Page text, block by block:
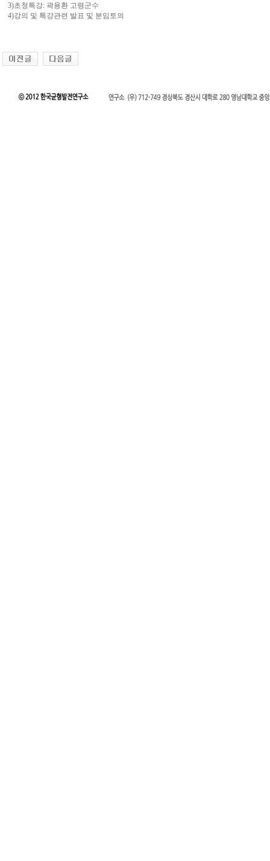
3)초청특강: 곽용환 고령군수
4)강의 및 특강관련 발표 및 분임토의